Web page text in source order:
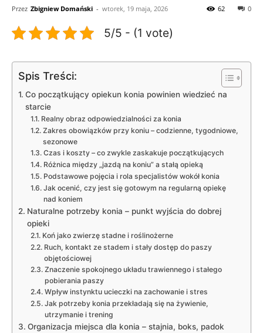
Przez Zbigniew Domański - wtorek, 19 maja, 2026 0
62
5/5 - (1 vote)
Spis Treści:
Co początkujący opiekun konia powinien wiedzieć na
starcie
Realny obraz odpowiedzialności za konia
Zakres obowiązków przy koniu – codzienne, tygodniowe,
sezonowe
Czas i koszty – co zwykle zaskakuje początkujących
Różnica między „jazdą na koniu” a stałą opieką
Podstawowe pojęcia i rola specjalistów wokół konia
Jak ocenić, czy jest się gotowym na regularną opiekę
nad koniem
Naturalne potrzeby konia – punkt wyjścia do dobrej
opieki
Koń jako zwierzę stadne i roślinożerne
Ruch, kontakt ze stadem i stały dostęp do paszy
objętościowej
Znaczenie spokojnego układu trawiennego i stałego
pobierania paszy
Wpływ instynktu ucieczki na zachowanie i stres
Jak potrzeby konia przekładają się na żywienie,
utrzymanie i trening
Organizacja miejsca dla konia – stajnia, boks, padok